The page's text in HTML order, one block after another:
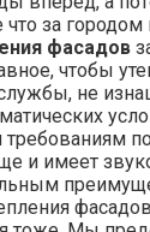
за городом
фасадов
чтобы
не
требованиям
и имеет